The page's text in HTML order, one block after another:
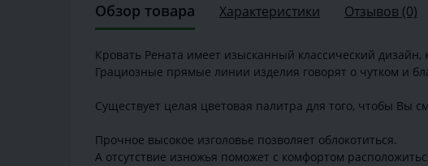
Обзор товара Характеристики Отзывов (0)
Кровать Рената имеет изысканный классический
Грациозные прямые линии изделия говорят о чутком и
Существует целая цветовая палитра для того, чтобы Вы
Прочное высокое изголовье позволяет облокотиться.
А отсутствие изножья поможет с комфортом